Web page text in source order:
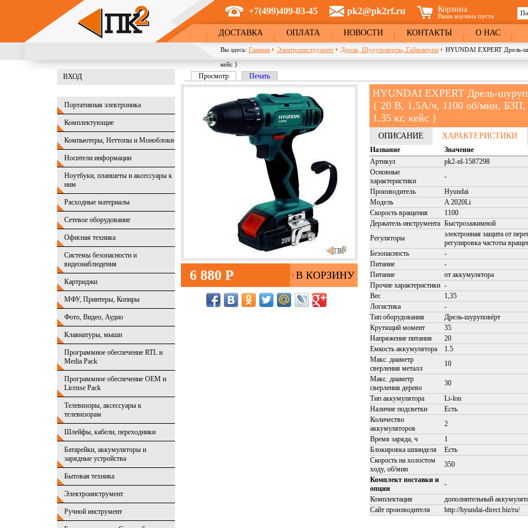
Перейти к основному содержанию
+7(499)409-03-45 pk2@pk2rf.ru Корзина
Ваша корзина пуста
ДОСТАВКА ОПЛАТА НОВОСТИ КОНТАКТЫ О НАС
Вы здесь: Главная Электроинструмент Дрели, Шуруповерты, Гайковерты HYUNDAI EXPERT Дрель-
кейс }
ВХОД
Портативная электроника
Комплектующие
Компьютеры, Неттопы и Моноблоки
Носители информации
Ноутбуки, планшеты и аксессуары к
ним
Расходные материалы
Сетевое оборудование
Офисная техника
Системы безопасности и
видеонаблюдения
Картриджи
МФУ, Принтеры, Копиры
Фото, Видео, Аудио
Клавиатуры, мыши
Программное обеспечение RTL и
Media Pack
Программное обеспечение OEM и
License Pack
Телевизоры, аксессуары к
телевизорам
Шлейфы, кабели, переходники
Батарейки, аккумуляторы и
зарядные устройства
Бытовая техника
Электроинструмент
Ручной инструмент
Главные вкладки
Просмотр (активная вкладка)
Печать
Извините, товара
"HYUNDAI EXPERT
Дрель-шуруповерт [A
2020Li] { 20 В, 1,5А/ч,
1100 об/мин, БЗП, 35
Нм, 2 аккум, 1.35 кг,
кейс }" в данный
момент нет в наличии
на складе. Оставте
свой e-mail и мы
уведомим вас о
6 880 Р
HYUNDAI EXPERT Дрель-
{ 20 В, 1,5А/ч, 1100 об/мин,
1.35 кг, кейс }
ОПИСАНИЕ ХАРАКТЕРИСТИКИ
Название
Значение
Артикул
pk2-nl-1587298
Основные
характеристики
-
Производитель
Hyundai
Модель
A 2020Li
Скорость вращения
1100
Держатель инструмента Быстрозажимной
Регуляторы
электронная защита от
регулировка частоты
Безопасность
-
Питание
-
Питание
от аккумулятора
Прочие характеристики -
Вес
1,35
Логистика
-
Тип оборудования
Дрель-шуруповёрт
Крутящий момент
35
Напряжение питания
20
Емкость аккумулятора
1.5
Макс. диаметр
сверления металл
10
Макс. диаметр
сверления дерево
30
Тип аккумулятора
Li-lon
Наличие подсветки
Есть
Количество
аккумуляторов
2
Время заряда, ч
1
Блокировка шпинделя
Есть
Скорость на холостом
ходу, об/мин
350
Комплект поставки и
опции
-
Комплектация
дополнительный
Сайт производителя
http://hyundai-direct.biz/ru/